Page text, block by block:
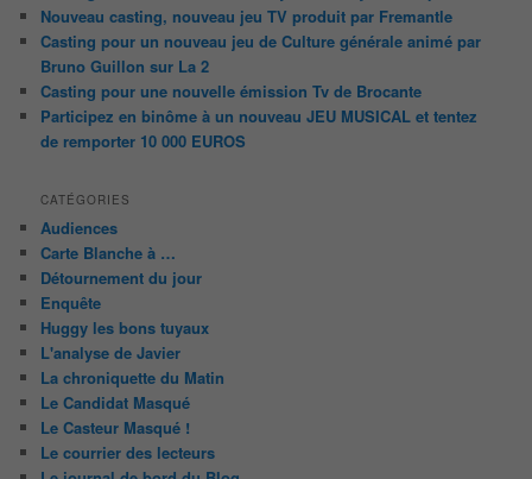
Nouveau casting, nouveau jeu TV produit par Fremantle
Casting pour un nouveau jeu de Culture générale animé par
Bruno Guillon sur La 2
Casting pour une nouvelle émission Tv de Brocante
Participez en binôme à un nouveau JEU MUSICAL et tentez
de remporter 10 000 EUROS
CATÉGORIES
Audiences
Carte Blanche à …
Détournement du jour
Enquête
Huggy les bons tuyaux
L'analyse de Javier
La chroniquette du Matin
Le Candidat Masqué
Le Casteur Masqué !
Le courrier des lecteurs